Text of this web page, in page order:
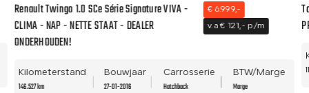
Renault Twingo 1.0 SCe Série Signature VIVA -
CLIMA - NAP - NETTE STAAT - DEALER
ONDERHOUDEN!
€ 6.999,-
v.a € 121,- p/m
Kilometerstand
146.527 km
Bouwjaar
27-01-2016
Carrosserie
Hatchback
BTW/Marge
Marge